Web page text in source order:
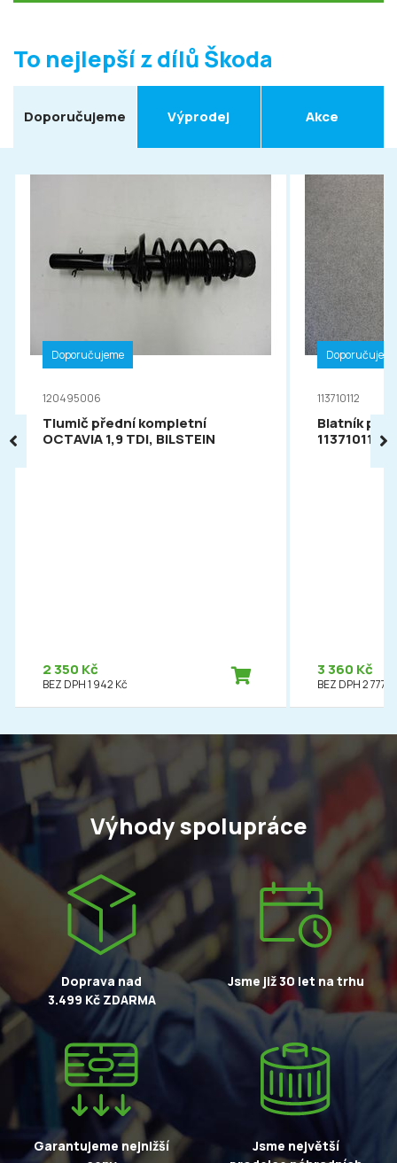
To nejlepší z dílů Škoda
Doporučujeme Výprodej Akce
Doporučujeme
120495006
Tlumič přední kompletní
OCTAVIA 1,9 TDI, BILSTEIN
2 350 Kč
BEZ DPH 1 942 Kč
113710112
Blatník
113710112
3 360 Kč
BEZ DPH 2 777
Výhody spolupráce
Doprava nad
3.499 Kč ZDARMA
Jsme již 30 let na trhu
Garantujeme nejnižší
Jsme největší